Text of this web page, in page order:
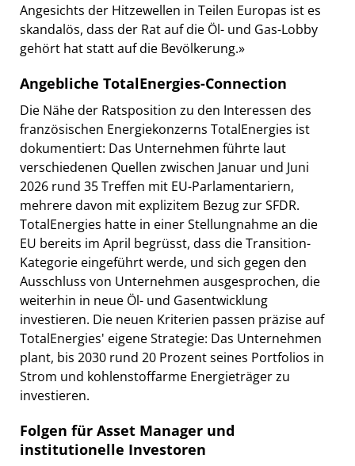
Angesichts der Hitzewellen in Teilen Europas ist es
skandalös, dass der Rat auf die Öl- und Gas-Lobby
gehört hat statt auf die Bevölkerung.»
Angebliche TotalEnergies-Connection
Die Nähe der Ratsposition zu den Interessen des
französischen Energiekonzerns TotalEnergies ist
dokumentiert: Das Unternehmen führte laut
verschiedenen Quellen zwischen Januar und Juni
2026 rund 35 Treffen mit EU-Parlamentariern,
mehrere davon mit explizitem Bezug zur SFDR.
TotalEnergies hatte in einer Stellungnahme an die
EU bereits im April begrüsst, dass die Transition-
Kategorie eingeführt werde, und sich gegen den
Ausschluss von Unternehmen ausgesprochen, die
weiterhin in neue Öl- und Gasentwicklung
investieren. Die neuen Kriterien passen präzise auf
TotalEnergies' eigene Strategie: Das Unternehmen
plant, bis 2030 rund 20 Prozent seines Portfolios in
Strom und kohlenstoffarme Energieträger zu
investieren.
Folgen für Asset Manager und
institutionelle Investoren